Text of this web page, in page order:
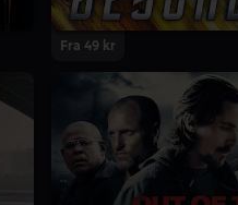
Fra 49 kr